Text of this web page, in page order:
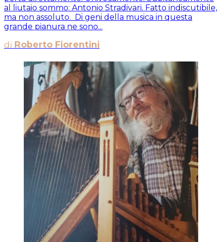
al liutaio sommo: Antonio Stradivari. Fatto indiscutibile,
ma non assoluto. Di geni della musica in questa
grande pianura ne sono...
di Roberto Fiorentini